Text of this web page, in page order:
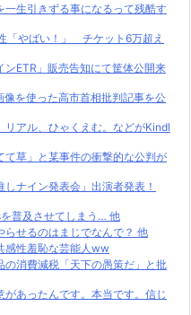
生引きずる事になるって残酷す
「やばい！」 チケット6万超え
ンETR」販売告知にて筐体公開来
像を使った高市首相批判記事を公
リアル、ひゃくえむ。などがKindl
て草」と某事件の衝撃的な公判が
ナイン発表会」出演者発表！
普及させてしまう… 他
らせるのはまじでなんで？ 他
感性羞恥な芸能人ww
の消費減税「天下の愚策だ」と批
があったんです。本当です。信じ